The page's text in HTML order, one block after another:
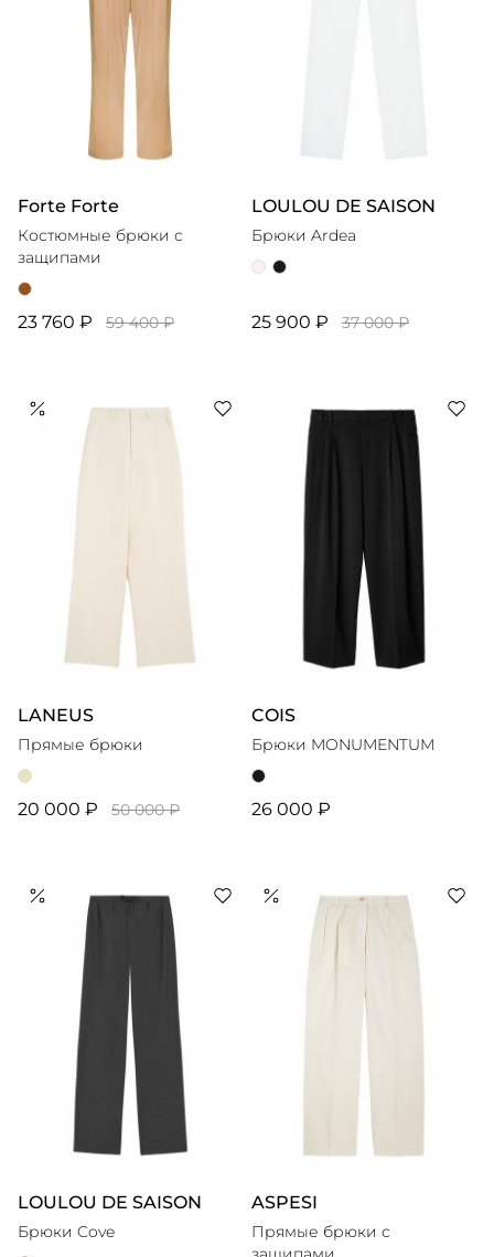
Forte Forte
Костюмные брюки с
защипами
23 760 ₽ 59 400 ₽
LOULOU DE SAISON
Брюки Ardea
25 900 ₽ 37 000 ₽
LANEUS
Прямые брюки
20 000 ₽ 50 000 ₽
COIS
Брюки MONUMENTUM
26 000 ₽
LOULOU DE SAISON
Брюки Cove
ASPESI
Прямые брюки с